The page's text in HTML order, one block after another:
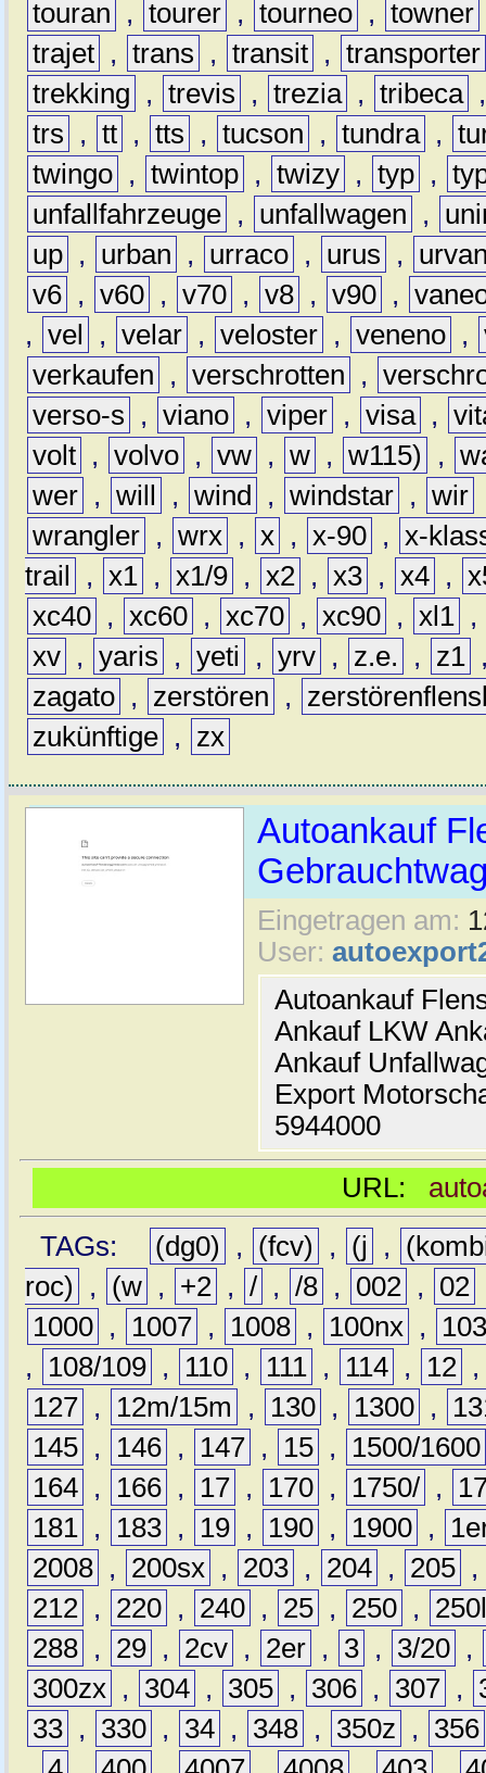
touran , tourer , tourneo , towner
trajet , trans , transit , transporter
trekking
, trevis , trezia , tribeca
trs
, tt , tts , tucson , tundra ,
twingo , twintop , twizy , typ ,
unfallfahrzeuge , unfallwagen ,
up , urban , urraco , urus ,
v6 , v60 , v70 , v8 , v90 ,
, vel , velar , veloster , veneno ,
verkaufen
, verschrotten ,
verso-s
, viano , viper , visa ,
volt , volvo , vw , w , w115) ,
wer , will , wind , windstar , wir
wrangler , wrx , x , x-90 , x-
trail
, x1 , x1/9 , x2 , x3 , x4 ,
xc40 , xc60 , xc70 , xc90 , xl1 ,
xv , yaris , yeti , yrv , z.e. , z1
zagato , zerstören ,
zukünftige , zx
Autoankauf
Eingetragen am:
User:
Autoankauf
Ankauf LKW
Ankauf
Export
5944000
URL:
TAGs:
(dg0) , (fcv) , (j ,
roc)
, (w , +2 , / , /8 , 002 , 02
1000 , 1007 , 1008 , 100nx ,
,
108/109 , 110 , 111 , 114 , 12
127 , 12m/15m , 130 , 1300 ,
145 , 146 , 147 , 15 ,
1500/1600
164 , 166 , 17 , 170 , 1750/ ,
181 , 183 , 19 , 190 , 1900 ,
2008 , 200sx , 203 , 204 , 205 ,
212 , 220 , 240 , 25 , 250 ,
288 , 29 , 2cv , 2er , 3 , 3/20 ,
300zx , 304 , 305 , 306 , 307 ,
33 , 330 , 34 , 348 , 350z ,
356